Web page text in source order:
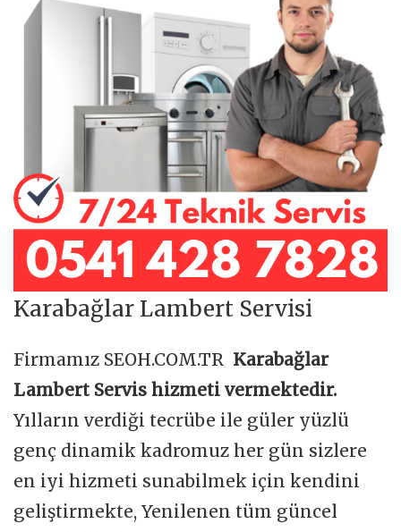
Karabağlar Lambert Servisi
Firmamız SEOH.COM.TR Karabağlar
Lambert Servis hizmeti vermektedir.
Yılların verdiği tecrübe ile güler yüzlü
genç dinamik kadromuz her gün sizlere
en iyi hizmeti sunabilmek için kendini
geliştirmekte, Yenilenen tüm güncel